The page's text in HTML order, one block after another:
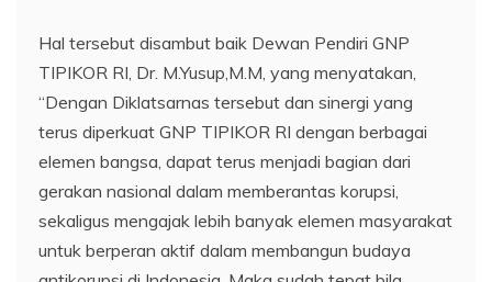
Hal tersebut disambut baik Dewan Pendiri GNP
TIPIKOR RI, Dr. M.Yusup,M.M, yang menyatakan,
“Dengan Diklatsarnas tersebut dan sinergi yang
terus diperkuat GNP TIPIKOR RI dengan berbagai
elemen bangsa, dapat terus menjadi bagian dari
gerakan nasional dalam memberantas korupsi,
sekaligus mengajak lebih banyak elemen masyarakat
untuk berperan aktif dalam membangun budaya